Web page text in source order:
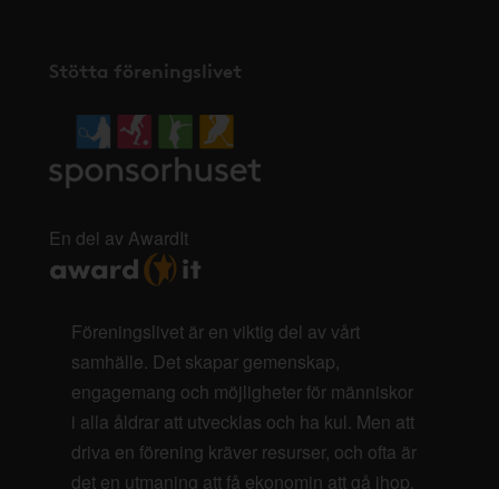
Stötta föreningslivet
En del av AwardIt
Föreningslivet är en viktig del av vårt
samhälle. Det skapar gemenskap,
engagemang och möjligheter för människor
i alla åldrar att utvecklas och ha kul. Men att
driva en förening kräver resurser, och ofta är
det en utmaning att få ekonomin att gå ihop.